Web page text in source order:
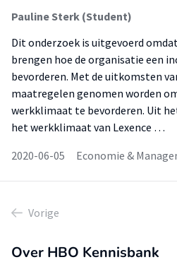
Pauline Sterk (Student)
Dit onderzoek is uitgevoerd
brengen hoe de organisatie een
bevorderen. Met de uitkomsten
maatregelen genomen worden
werkklimaat te bevorderen. Uit
het werkklimaat van Lexence …
2020-06-05
Economie &
Vorige
Over HBO Kennisbank